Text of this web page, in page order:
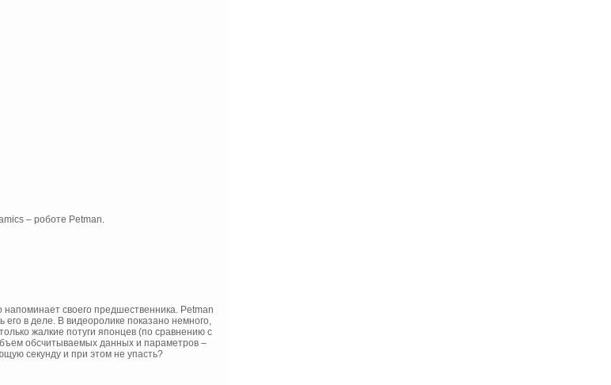
– роботе Petman.
своего предшественника. Petman
в деле. В видеоролике показано немного,
жалкие потуги японцев (по сравнению с
обсчитываемых данных и параметров –
секунду и при этом не упасть?